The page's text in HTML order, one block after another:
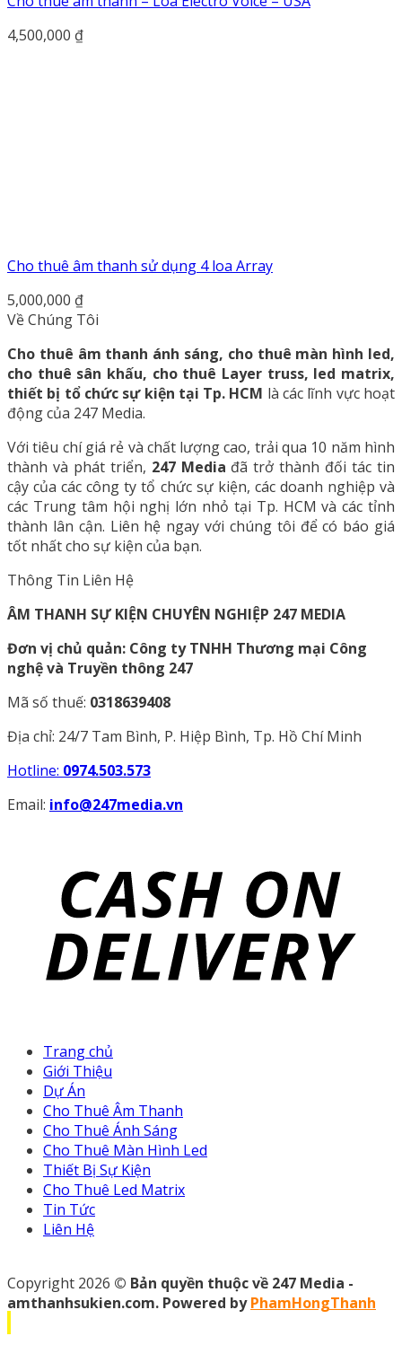
4,500,000 ₫
Cho thuê âm thanh sử dụng 4 loa Array
5,000,000 ₫
Về Chúng Tôi
Cho thuê âm thanh ánh sáng, cho thuê màn hình led,
cho thuê sân khấu, cho thuê Layer truss, led matrix,
thiết bị tổ chức sự kiện tại Tp. HCM là các lĩnh vực hoạt
động của 247 Media.
Với tiêu chí giá rẻ và chất lượng cao, trải qua 10 năm hình
thành và phát triển, 247 Media đã trở thành đối tác tin
cậy của các công ty tổ chức sự kiện, các doanh nghiệp và
các Trung tâm hội nghị lớn nhỏ tại Tp. HCM và các tỉnh
thành lân cận. Liên hệ ngay với chúng tôi để có báo giá
tốt nhất cho sự kiện của bạn.
Thông Tin Liên Hệ
ÂM THANH SỰ KIỆN CHUYÊN NGHIỆP 247 MEDIA
Đơn vị chủ quản: Công ty TNHH Thương mại Công
nghệ và Truyền thông 247
Mã số thuế: 0318639408
Địa chỉ: 24/7 Tam Bình, P. Hiệp Bình, Tp. Hồ Chí Minh
Hotline: 0974.503.573
Email: info@247media.vn
Trang chủ
Giới Thiệu
Dự Án
Cho Thuê Âm Thanh
Cho Thuê Ánh Sáng
Cho Thuê Màn Hình Led
Thiết Bị Sự Kiện
Cho Thuê Led Matrix
Tin Tức
Liên Hệ
Copyright 2026 © Bản quyền thuộc về 247 Media -
amthanhsukien.com. Powered byPhamHongThanh